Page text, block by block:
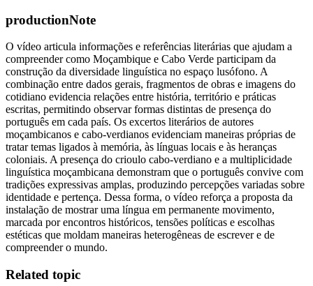
productionNote
O vídeo articula informações e referências literárias que ajudam a
compreender como Moçambique e Cabo Verde participam da
construção da diversidade linguística no espaço lusófono. A
combinação entre dados gerais, fragmentos de obras e imagens do
cotidiano evidencia relações entre história, território e práticas
escritas, permitindo observar formas distintas de presença do
português em cada país. Os excertos literários de autores
moçambicanos e cabo-verdianos evidenciam maneiras próprias de
tratar temas ligados à memória, às línguas locais e às heranças
coloniais. A presença do crioulo cabo-verdiano e a multiplicidade
linguística moçambicana demonstram que o português convive com
tradições expressivas amplas, produzindo percepções variadas sobre
identidade e pertença. Dessa forma, o vídeo reforça a proposta da
instalação de mostrar uma língua em permanente movimento,
marcada por encontros históricos, tensões políticas e escolhas
estéticas que moldam maneiras heterogêneas de escrever e de
compreender o mundo.
Related topic